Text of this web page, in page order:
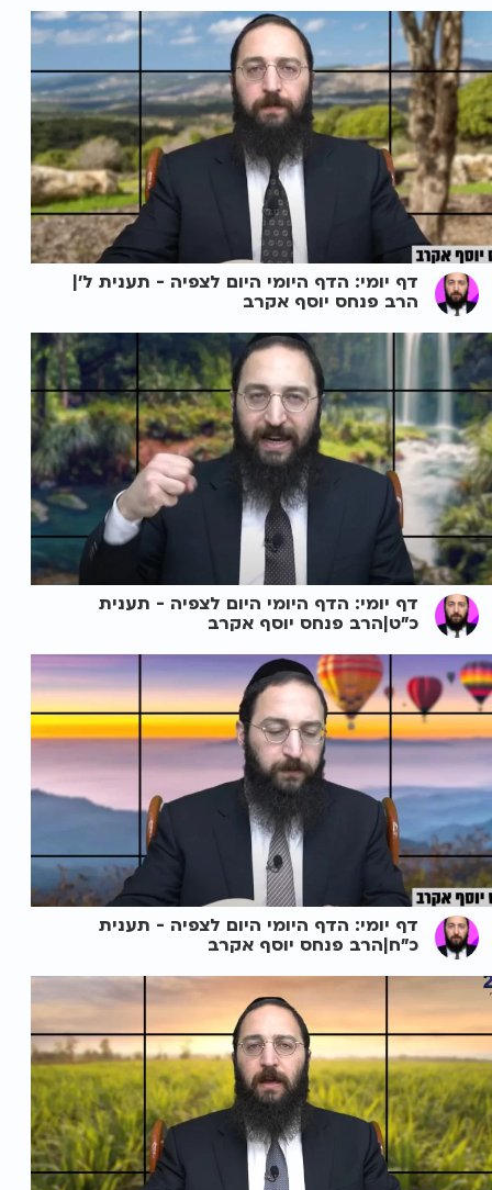
דף יומי: הדף היומי היום לצפיה - תענית ל'|
הרב פנחס יוסף אקרב
דף יומי: הדף היומי היום לצפיה - תענית
כ"ט|הרב פנחס יוסף אקרב
דף יומי: הדף היומי היום לצפיה - תענית
כ"ח|הרב פנחס יוסף אקרב